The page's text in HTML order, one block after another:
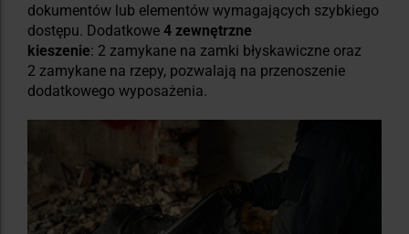
dokumentów lub elementów wymagających szybkiego
dostępu. Dodatkowe 4 zewnętrzne
kieszenie: 2 zamykane na zamki błyskawiczne oraz
2 zamykane na rzepy, pozwalają na przenoszenie
dodatkowego wyposażenia.